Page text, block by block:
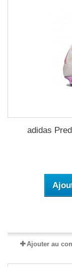
adidas
Ajouter au